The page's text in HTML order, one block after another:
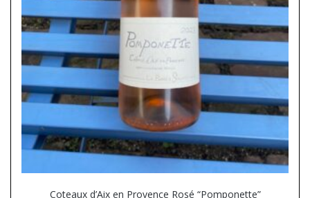
Coteaux d’Aix en Provence Rosé “Pomponette”